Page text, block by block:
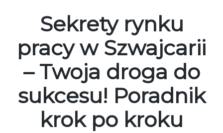
Sekrety rynku
pracy w Szwajcarii
– Twoja droga do
sukcesu! Poradnik
krok po kroku